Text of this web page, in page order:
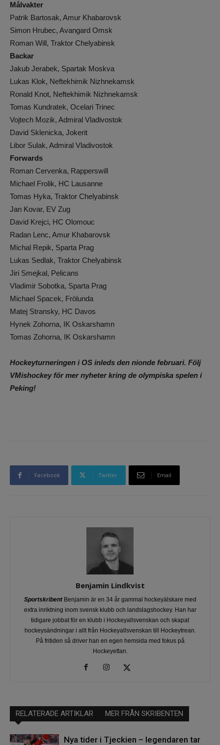
Målvakter
Patrik Bartosak, Amur Khabarovsk
Simon Hrubec, Avangard Omsk
Roman Will, Traktor Chelyabinsk
Backar
Jakub Jerabek, Spartak Moskva
Lukas Klok, Neftekhimik Nizhnekamsk
Ronald Knot, Neftekhimik Nizhnekamsk
Tomas Kundratek, Ocelari Trinec
Vojtech Mozik, Admiral Vladivostok
David Sklenicka, Jokerit
Libor Sulak, Admiral Vladivostok
Forwards
Roman Cervenka, Rapperswill
Michael Frolik, HC Lausanne
Tomas Hyka, Traktor Chelyabinsk
Jan Kovar, EV Zug
David Krejci, HC Olomouc
Radan Lenc, Amur Khabarovsk
Michal Repik, Sparta Prag
Lukas Sedlak, Traktor Chelyabinsk
Jiri Smejkal, Pelicans
Vladimir Sobotka, Sparta Prag
Michael Spacek, Frölunda
Matej Stransky, HC Davos
Hynek Zohorna, IK Oskarshamn
Tomas Zohorna, IK Oskarshamn
Hockeyturneringen i OS inleds den nionde februari. Följ
VMishockey för mer nyheter kring de olympiska spelen i
Peking!
Facebook Twitter Email
Benjamin Lindkvist
SportskribentBenjamin är en 34 år gammal hockeyälskare med
extra inriktning inom svensk klubb och landslagshockey. Han har
tidigare jobbat för en klubb i Hockeyallsvenskan och skapat
hockeysändningar i allt från Hockeyallsvenskan till Hockeytrean.
På fritiden så driver han en egen hemsida med fokus på
Hockeyettan.
RELATERADE ARTIKLAR MER FRÅN SKRIBENTEN
Nya tider i Tjeckien – legendaren tar